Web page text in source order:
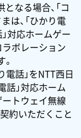
なる場合、「コ
は、「ひかり電
対応ホームゲー
ラボレーション
電話」をNTT西日
話」対応ホーム
ートウェイ無線
約いただくこと